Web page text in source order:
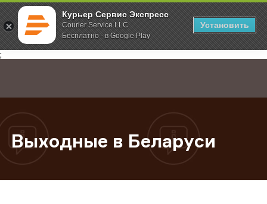
Курьер Сервис Экспресс
Courier Service LLC
Бесплатно - в Google Play
Установить
;
Главная О компании Новости Выходные в Беларуси
Выходные в Беларуси